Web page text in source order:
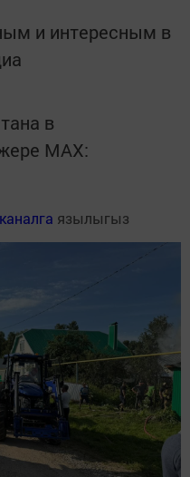
и интересным в
в
MАХ:
язылыгыз